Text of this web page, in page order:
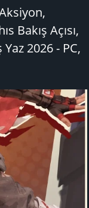
Bakış Açısı,
Yaz 2026 - PC,